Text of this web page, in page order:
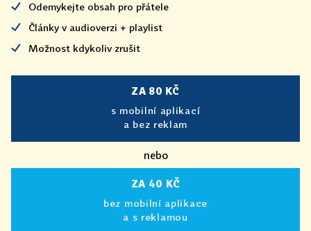
Odemykejte obsah pro přátele
Články v audioverzi + playlist
Možnost kdykoliv zrušit
ZA 80 KČ
s mobilní aplikací
a bez reklam
nebo
ZA 40 KČ
bez mobilní aplikace
a s reklamou